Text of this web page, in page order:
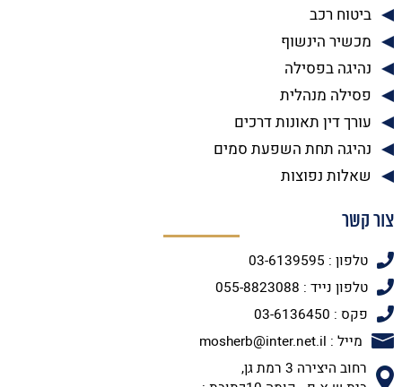
ביטוח רכב
מכשיר הינשוף
נהיגה בפסילה
פסילה מנהלית
עורך דין תאונות דרכים
נהיגה תחת השפעת סמים
שאלות נפוצות
צור קשר
טלפון : 03-6139595
טלפון נייד : 055-8823088
פקס : 03-6136450
מייל : mosherb@inter.net.il
רחוב היצירה 3 רמת גן,